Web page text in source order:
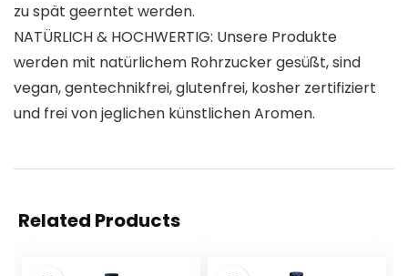
zu spät geerntet werden.
NATÜRLICH & HOCHWERTIG: Unsere Produkte
werden mit natürlichem Rohrzucker gesüßt, sind
vegan, gentechnikfrei, glutenfrei, kosher zertifiziert
und frei von jeglichen künstlichen Aromen.
Related Products